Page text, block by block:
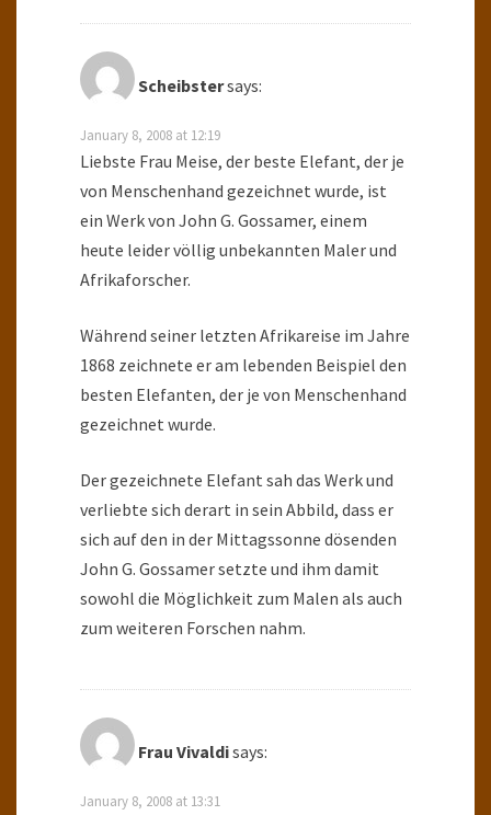
Scheibstersays:
January 8, 2008 at 12:19
Liebste Frau Meise, der beste Elefant, der je
von Menschenhand gezeichnet wurde, ist
ein Werk von John G. Gossamer, einem
heute leider völlig unbekannten Maler und
Afrikaforscher.
Während seiner letzten Afrikareise im Jahre
1868 zeichnete er am lebenden Beispiel den
besten Elefanten, der je von Menschenhand
gezeichnet wurde.
Der gezeichnete Elefant sah das Werk und
verliebte sich derart in sein Abbild, dass er
sich auf den in der Mittagssonne dösenden
John G. Gossamer setzte und ihm damit
sowohl die Möglichkeit zum Malen als auch
zum weiteren Forschen nahm.
Frau Vivaldisays:
January 8, 2008 at 13:31